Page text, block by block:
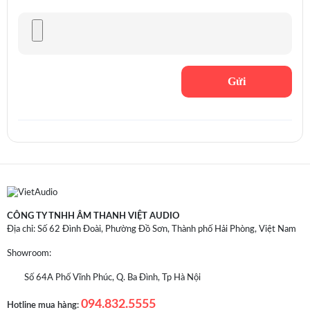
Điều khiển dễ dàng và linh hoạt
Nút Crossover tùy chỉnh Low Pass cắt tần số thấp và chỉnh Phase cho
CÔNG TY TNHH ÂM THANH VIỆT AUDIO
Địa chỉ: Số 62 Đình Đoài, Phường Đồ Sơn, Thành phố Hải Phòng, Việt Nam
Showroom:
Số 64A Phố Vĩnh Phúc, Q. Ba Đình, Tp Hà Nội
Hotline mua hàng: 094.832.5555